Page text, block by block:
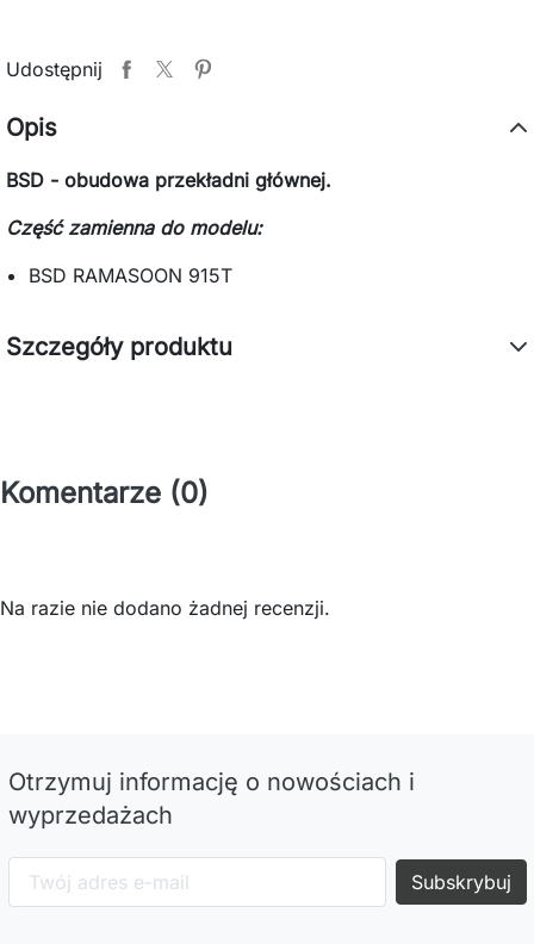
Udostępnij
Opis
BSD - obudowa przekładni głównej.
Część zamienna do modelu:
BSD RAMASOON 915T
Szczegóły produktu
Komentarze (0)
Na razie nie dodano żadnej recenzji.
Otrzymuj informację o nowościach i
wyprzedażach